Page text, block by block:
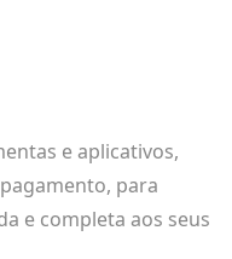
e aplicativos,
para
e completa aos seus